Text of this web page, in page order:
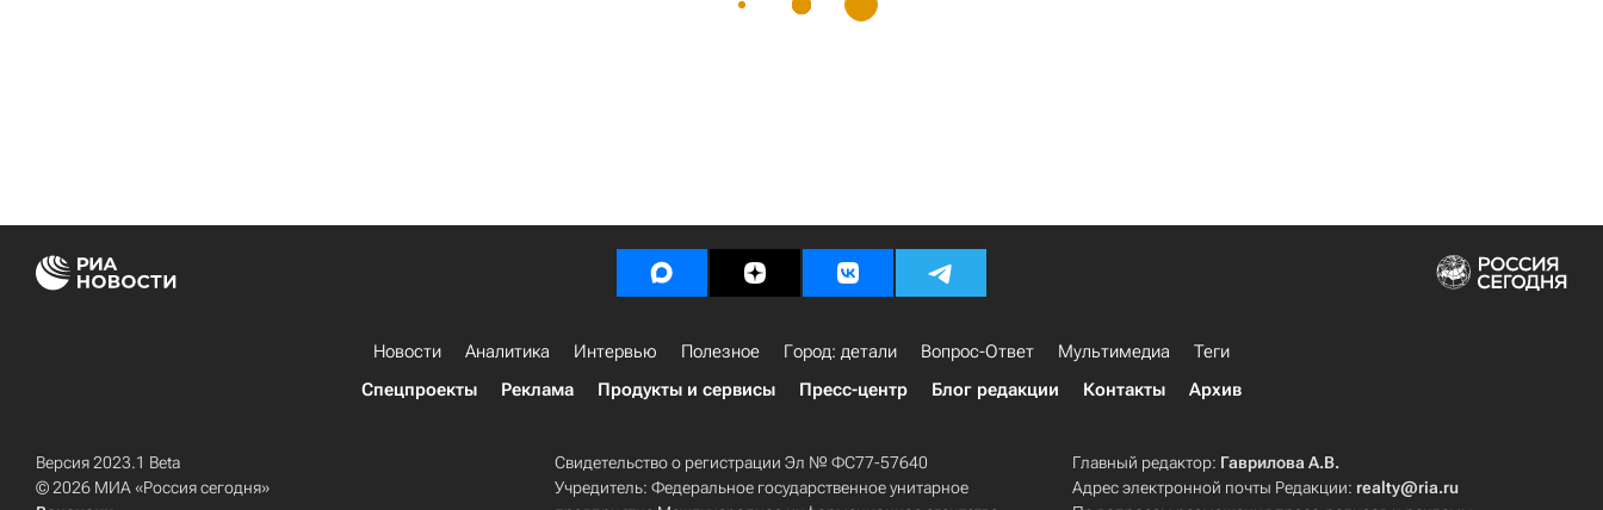
Новости Аналитика Интервью Полезное Город: детали Вопрос-Ответ Мультимедиа
Теги
Спецпроекты
Реклама Продукты и сервисы Пресс-центр Блог редакции Контакты Архив
Версия 2023.1 Beta
© 2026 МИА «Россия сегодня»
Свидетельство о регистрации Эл № ФС77-57640
Учредитель: Федеральное государственное унитарное
Главный редактор: Гаврилова А.В.
Адрес электронной почты Редакции: realty@ria.ru